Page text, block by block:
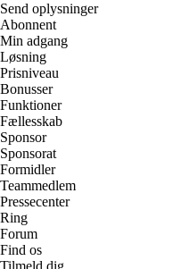
Send oplysninger
Abonnent
Min adgang
Løsning
Prisniveau
Bonusser
Funktioner
Fællesskab
Sponsor
Sponsorat
Formidler
Teammedlem
Pressecenter
Ring
Forum
Find os
Tilmeld dig